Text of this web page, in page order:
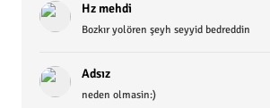
Hz mehdi
Bozkır yolören şeyh seyyid bedreddin
Adsız
neden olmasin:)